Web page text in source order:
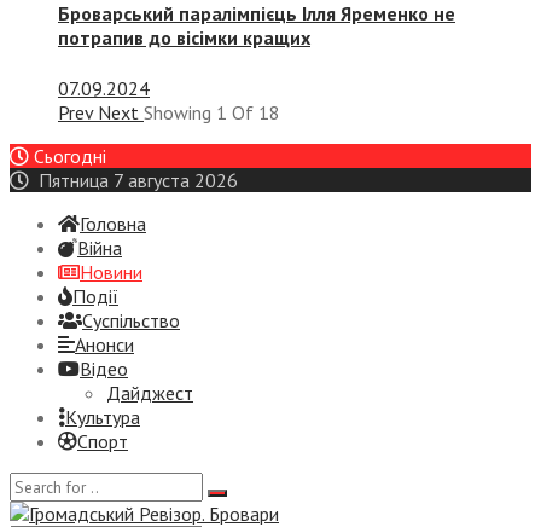
Броварський паралімпієць Ілля Яременко не
потрапив до вісімки кращих
07.09.2024
Prev Next Showing 1 Of 18
Сьогодні
Пятница 7 августа 2026
Головна
Війна
Новини
Події
Суспiльство
Анонси
Відео
Дайджест
Культура
Спорт